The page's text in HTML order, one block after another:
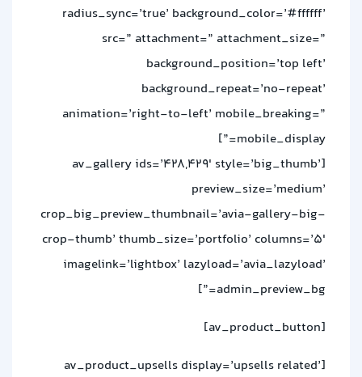
radius_sync=’true’ background_color=’#ffffff’
src=” attachment=” attachment_size=”
background_position=’top left’
background_repeat=’no-repeat’
animation=’right-to-left’ mobile_breaking=”
mobile_display=”]
[av_gallery ids=’428,429′ style=’big_thumb’
preview_size=’medium’
crop_big_preview_thumbnail=’avia-gallery-big-
crop-thumb’ thumb_size=’portfolio’ columns=’5′
imagelink=’lightbox’ lazyload=’avia_lazyload’
admin_preview_bg=”]
[av_product_button]
[av_product_upsells display=’upsells related’